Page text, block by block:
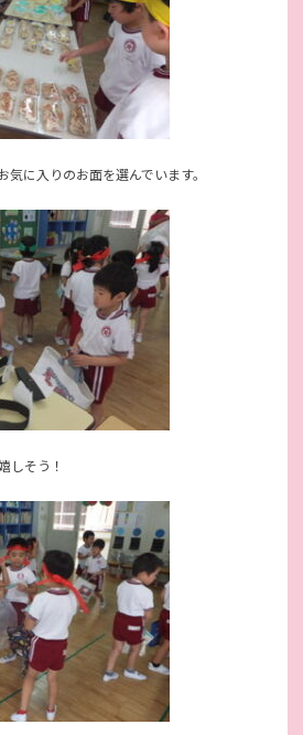
気に入りのお面を選んでいます。
しそう！